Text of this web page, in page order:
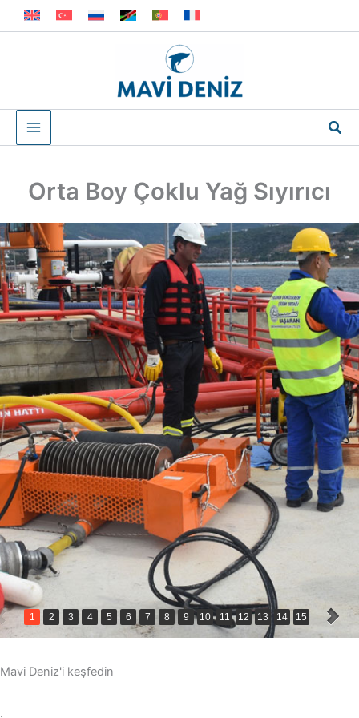
İçeriğe
atla
Orta Boy Çoklu Yağ Sıyırıcı
1 2 3 4 5 6 7 8 9 10 11 12 13 14 15
Mavi Deniz'i keşfedin